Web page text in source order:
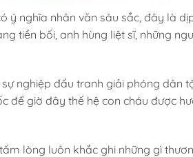
ý nghĩa nhân văn sâu sắc, đây là
tiền bối, anh hùng liệt sĩ, những
nghiệp đấu tranh giải phóng dân
để giờ đây thế hệ con cháu được
lòng luôn khắc ghi những gì